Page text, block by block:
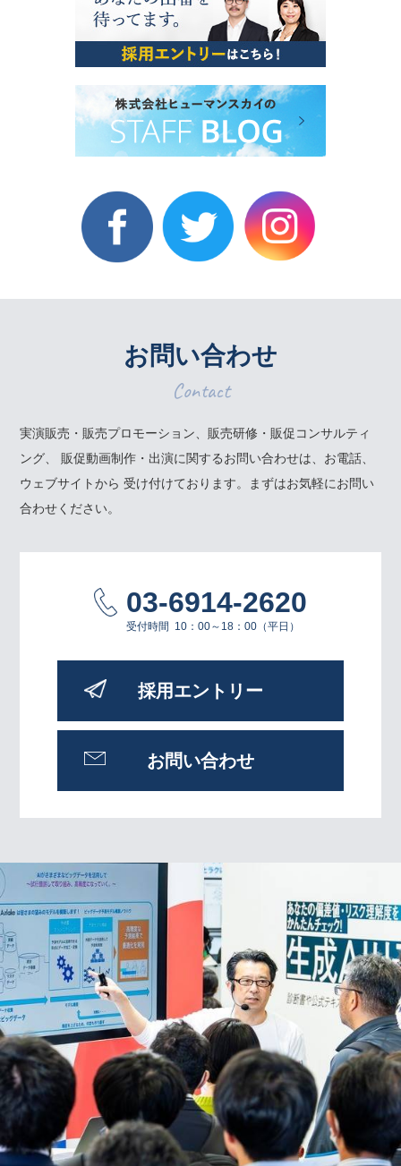
お問い合わせ
Contact
実演販売・販売プロモーション、販売研修・販促コンサルティ
ング、
販促動画制作・出演に関するお問い合わせは、お電話、
ウェブサイトから 受け付けております。まずはお気軽にお問い
合わせください。
03-6914-2620
受付時間 10：00～18：00（平日）
採用エントリー
お問い合わせ